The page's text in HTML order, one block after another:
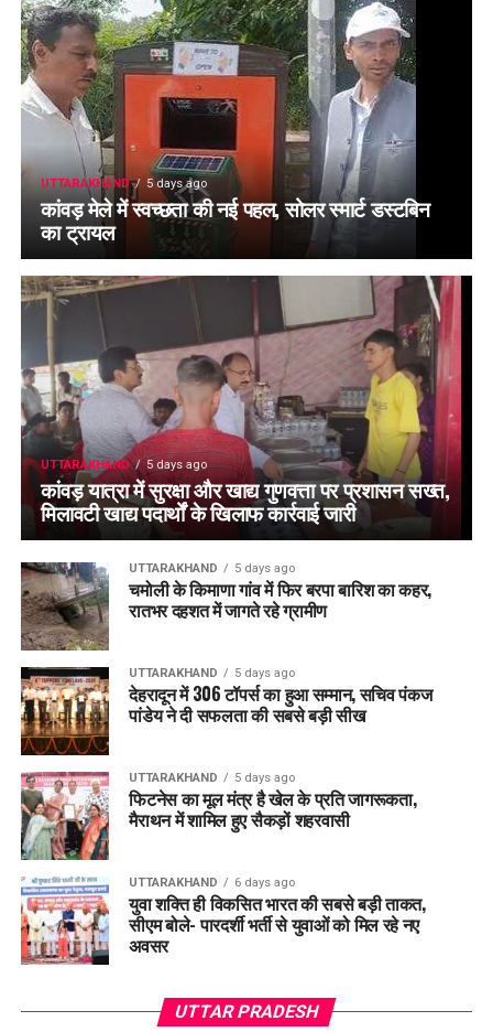
UTTARAKHAND 5 days ago
कांवड़ मेले में स्वच्छता की नई पहल, सोलर स्मार्ट डस्टबिन
का ट्रायल
UTTARAKHAND 5 days ago
कांवड़ यात्रा में सुरक्षा और खाद्य गुणवत्ता पर प्रशासन सख्त,
मिलावटी खाद्य पदार्थों के खिलाफ कार्रवाई जारी
UTTARAKHAND 5 days ago
चमोली के किमाणा गांव में फिर बरपा बारिश का कहर,
रातभर दहशत में जागते रहे ग्रामीण
UTTARAKHAND 5 days ago
देहरादून में 306 टॉपर्स का हुआ सम्मान, सचिव पंकज
पांडेय ने दी सफलता की सबसे बड़ी सीख
UTTARAKHAND 5 days ago
फिटनेस का मूल मंत्र है खेल के प्रति जागरूकता,
मैराथन में शामिल हुए सैकड़ों शहरवासी
UTTARAKHAND 6 days ago
युवा शक्ति ही विकसित भारत की सबसे बड़ी ताकत,
सीएम बोले- पारदर्शी भर्ती से युवाओं को मिल रहे नए
अवसर
UTTAR PRADESH
UTTAR PRADESH
यमुना एक्सप्रेसवे पर दर्दनाक हादसा, बसों और गाड़ियों की
टक्कर के बाद जिंदा जले 13 लोग